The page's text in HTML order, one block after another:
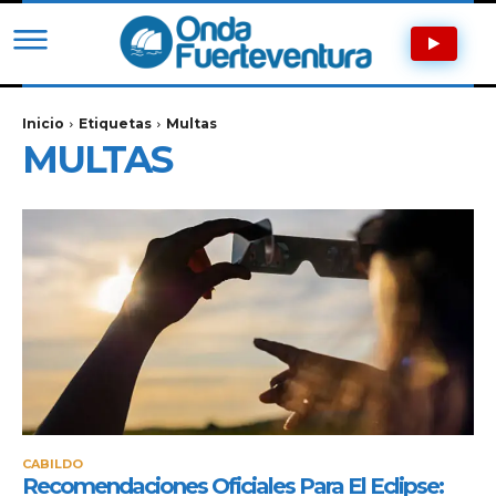
Inicio Etiquetas Multas
MULTAS
CABILDO
Recomendaciones Oficiales Para El Eclipse: